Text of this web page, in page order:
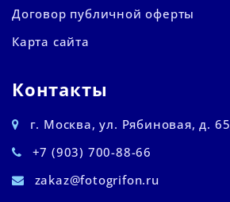
Договор публичной оферты
Карта сайта
Контакты
г. Москва, ул. Рябиновая, д.
+7 (903) 700-88-66
zakaz@fotogrifon.ru